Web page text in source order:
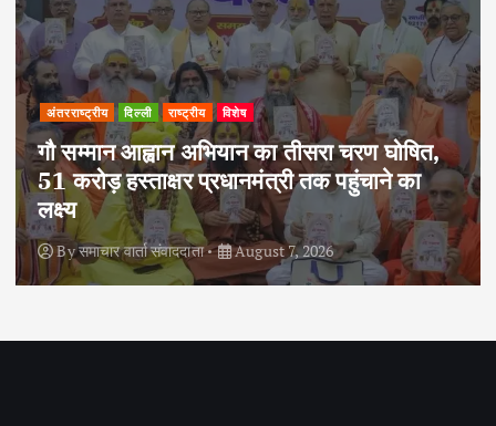
अपराध दिल्ली राष्ट्रीय
दोहरे हत्याकांड का वांछित आरोपी क्राइम ब्रांच के
हत्थे चढ़ा, नौ आपराधिक मामलों में रहा है शामिल
Byसमाचार वार्ता संवाददाता August 6, 2026